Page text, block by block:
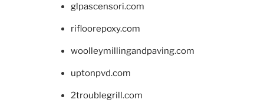
glpascensori.com
rifloorepoxy.com
woolleymillingandpaving.com
uptonpvd.com
2troublegrill.com